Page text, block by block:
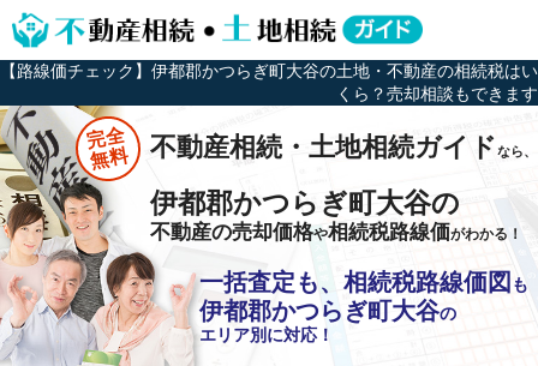
【路線価チェック】伊都郡かつらぎ町大谷の土地・不動産の相続税はい
くら？売却相談もできます
完全
無料 不動産相続・土地相続ガイドなら、
伊都郡かつらぎ町大谷の
不動産の売却価格や相続税路線価がわかる！
一括査定も、相続税路線価図 も
伊都郡かつらぎ町大谷の
エリア別に対応！